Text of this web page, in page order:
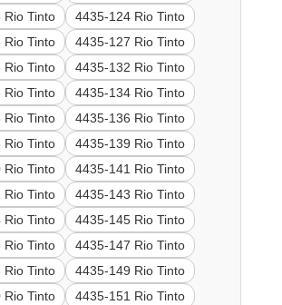
Rio Tinto
4435-124 Rio Tinto
Rio Tinto
4435-127 Rio Tinto
Rio Tinto
4435-132 Rio Tinto
Rio Tinto
4435-134 Rio Tinto
Rio Tinto
4435-136 Rio Tinto
Rio Tinto
4435-139 Rio Tinto
Rio Tinto
4435-141 Rio Tinto
Rio Tinto
4435-143 Rio Tinto
Rio Tinto
4435-145 Rio Tinto
Rio Tinto
4435-147 Rio Tinto
Rio Tinto
4435-149 Rio Tinto
Rio Tinto
4435-151 Rio Tinto